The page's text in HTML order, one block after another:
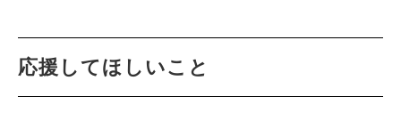
応援してほしいこと